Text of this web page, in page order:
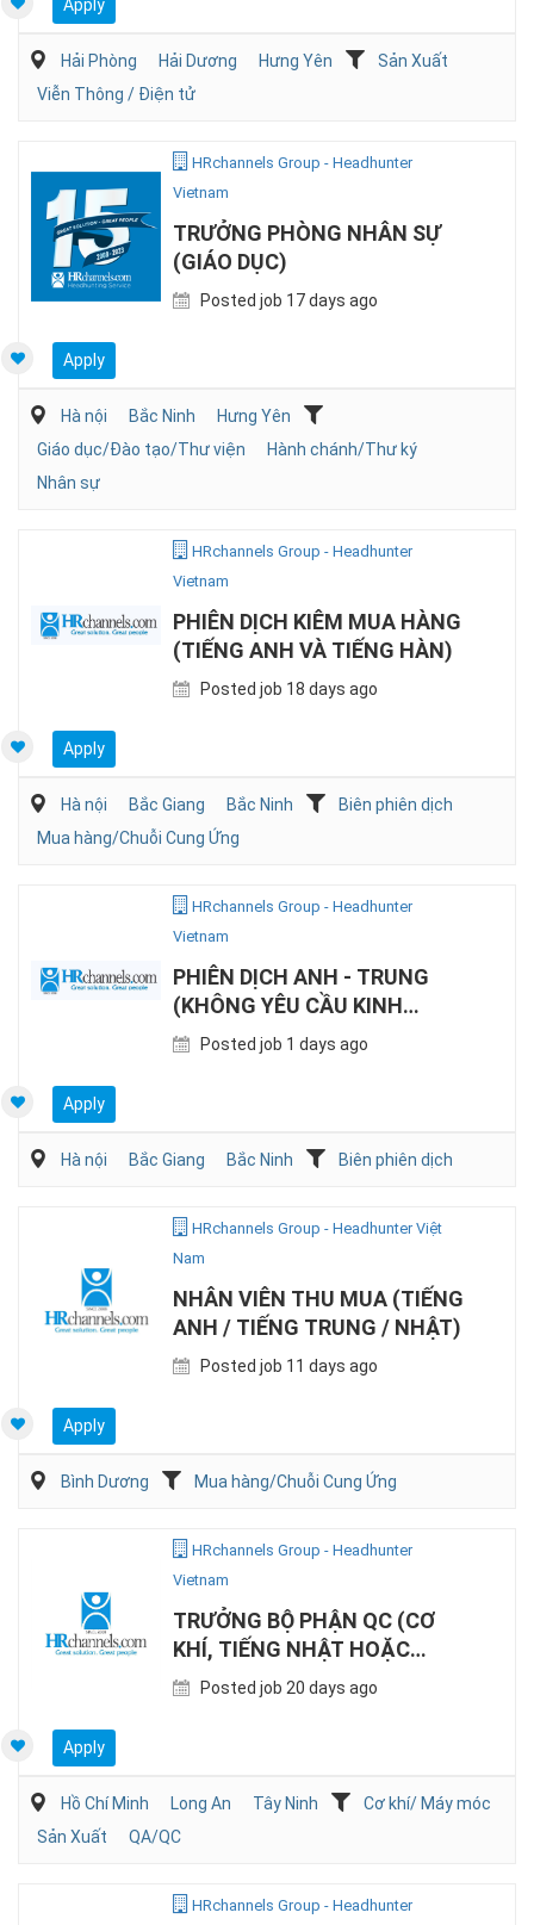
Apply
Hải Phòng Hải Dương Hưng Yên
Sản Xuất
Viễn Thông / Điện tử
HRchannels Group - Headhunter
Vietnam
TRƯỞNG PHÒNG NHÂN SỰ
(GIÁO DỤC)
Posted job 17 days ago
Apply
Hà nội Bắc Ninh
Hưng Yên
Giáo dục/Đào tạo/Thư viện
Hành chánh/Thư ký
Nhân sự
HRchannels Group - Headhunter
Vietnam
PHIÊN DỊCH KIÊM MUA HÀNG
(TIẾNG ANH VÀ TIẾNG HÀN)
Posted job 18 days ago
Apply
Hà nội Bắc Giang Bắc Ninh
Biên phiên dịch
Mua hàng/Chuỗi Cung Ứng
HRchannels Group - Headhunter
Vietnam
PHIÊN DỊCH ANH - TRUNG
(KHÔNG YÊU CẦU KINH
NGHIỆM)
Posted job 1 days ago
Apply
Hà nội Bắc Giang Bắc Ninh Biên phiên dịch
HRchannels Group - Headhunter Việt
Nam
NHÂN VIÊN THU MUA (TIẾNG
ANH / TIẾNG TRUNG / NHẬT)
Posted job 11 days ago
Apply
Bình Dương Mua hàng/Chuỗi Cung Ứng
HRchannels Group - Headhunter
Vietnam
TRƯỞNG BỘ PHẬN QC (CƠ
KHÍ, TIẾNG NHẬT HOẶC
TIẾNG ANH)
Posted job 20 days ago
Apply
Hồ Chí Minh Long An Tây Ninh
Cơ khí/ Máy móc
Sản Xuất
QA/QC
HRchannels Group - Headhunter